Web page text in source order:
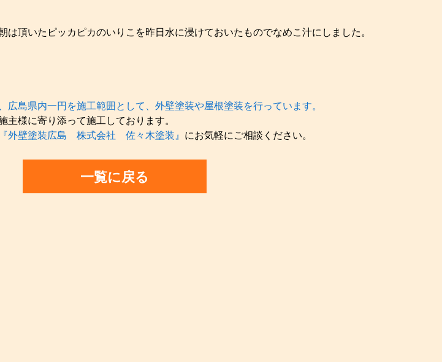
頂いたピッカピカのいりこを昨日水に浸けておいたものでなめこ汁にしました。
島県内一円を施工範囲として、外壁塗装や屋根塗装を行っています。
様に寄り添って施工しております。
『外壁塗装広島 株式会社 佐々木塗装』 にお気軽にご相談ください。
一覧に戻る